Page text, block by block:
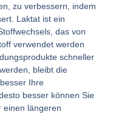
zu verbessern, indem
Laktat ist ein
das von
verwendet werden
schneller
bleibt die
Ihre
besser können Sie
einen längeren